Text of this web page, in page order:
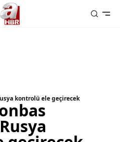
kontrolü ele geçirecek